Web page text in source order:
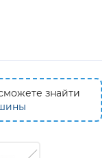
знайти